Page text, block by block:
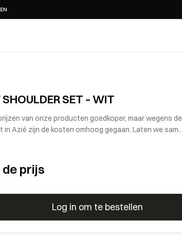
SET – WIT
van onze producten goedkoper, maar wegens
in Azië zijn de kosten omhoog gegaan. Laten we
de prijs
Log in om te bestellen